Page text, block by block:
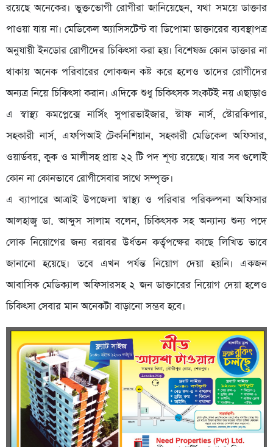
রয়েছে অনেকের। ভুক্তভোগী রোগীরা জানিয়েছেন, যথা সময়ে ডাক্তার
পাওয়া যায় না। মেডিকেল অ্যাসিসটেন্ট বা ডিপোমা ডাক্তারের ব্যবস্থাপত্র
অনুযায়ী ইনডোর রোগীদের চিকিৎসা করা হয়। বিশেষজ্ঞ কোন ডাক্তার না
থাকায় অনেক পরিবারের লোকজন কষ্ট করে হলেও তাদের রোগীদের
অন্যত্র নিয়ে চিকিৎসা করান। এদিকে শুধু চিকিৎসক সংকটই নয় এছাড়াও
এ স্বাস্থ্য কমপ্লেক্সে নার্সিং সুপারভাইজার, স্টাফ নার্স, স্টোরকিপার,
সহকারী নার্স, এফপিআই টেকনিশিয়ান, সহকারী মেডিকেল অফিসার,
ওয়ার্ডবয়, কুক ও মালীসহ প্রায় ২২ টি পদ শূণ্য রয়েছে। যার সব গুলোই
কোন না কোনভাবে রোগীসেবার সাথে সম্পৃক্ত।
এ ব্যাপারে আত্রাই উপজেলা স্বাস্থ্য ও পরিবার পরিকল্পনা অফিসার
আলহাজ্ব ডা. আব্দুস সালাম বলেন, চিকিৎসক সহ অন্যান্য শুন্য পদে
লোক নিয়োগের জন্য বরাবর উর্ধতন কর্তৃপক্ষের কাছে লিখিত ভাবে
জানানো হয়েছে। তবে এখন পর্যন্ত নিয়োগ দেয়া হয়নি। একজন
আবাসিক মেডিক্যাল অফিসারসহ ২ জন ডাক্তারের নিয়োগ দেয়া হলেও
চিকিৎসা সেবার মান অনেকটা বাড়ানো সম্ভব হবে।